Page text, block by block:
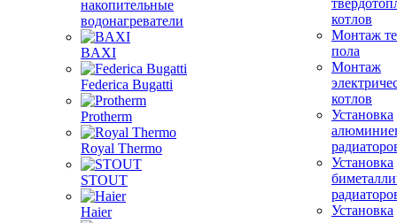
накопительные
водонагреватели
BAXI
Federica Bugatti
Protherm
Royal Thermo
STOUT
Haier
котлов
Монтаж
пола
Монтаж
котлов
Установка
Установка
Установка